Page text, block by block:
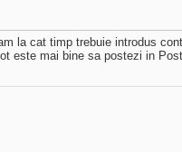
la cat timp trebuie introdus
este mai bine sa postezi in